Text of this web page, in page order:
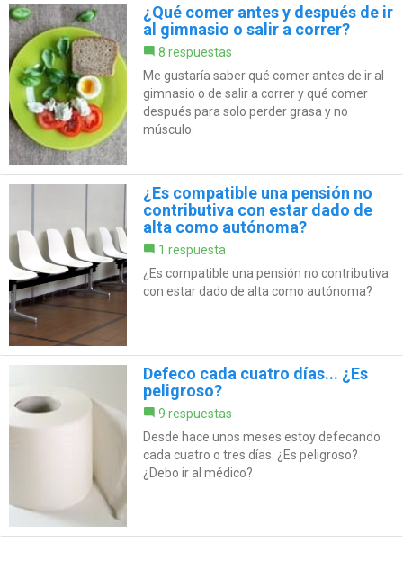
¿Qué comer antes y después de ir
al gimnasio o salir a correr?
8 respuestas
Me gustaría saber qué comer antes de ir al
gimnasio o de salir a correr y qué comer
después para solo perder grasa y no
músculo.
¿Es compatible una pensión no
contributiva con estar dado de
alta como autónoma?
1 respuesta
¿Es compatible una pensión no contributiva
con estar dado de alta como autónoma?
Defeco cada cuatro días... ¿Es
peligroso?
9 respuestas
Desde hace unos meses estoy defecando
cada cuatro o tres días. ¿Es peligroso?
¿Debo ir al médico?